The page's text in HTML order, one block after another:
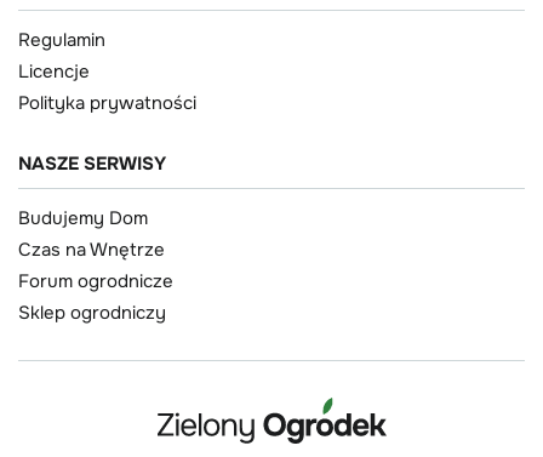
Regulamin
Licencje
Polityka prywatności
NASZE SERWISY
Budujemy Dom
Czas na Wnętrze
Forum ogrodnicze
Sklep ogrodniczy